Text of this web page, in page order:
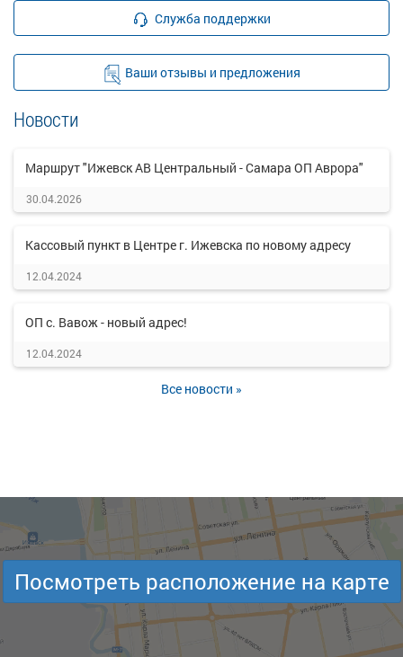
Служба поддержки
Ваши отзывы и предложения
Новости
Маршрут "Ижевск АВ Центральный - Самара ОП Аврора"
30.04.2026
Кассовый пункт в Центре г. Ижевска по новому адресу
12.04.2024
ОП с. Вавож - новый адрес!
12.04.2024
Все новости »
Посмотреть расположение на карте